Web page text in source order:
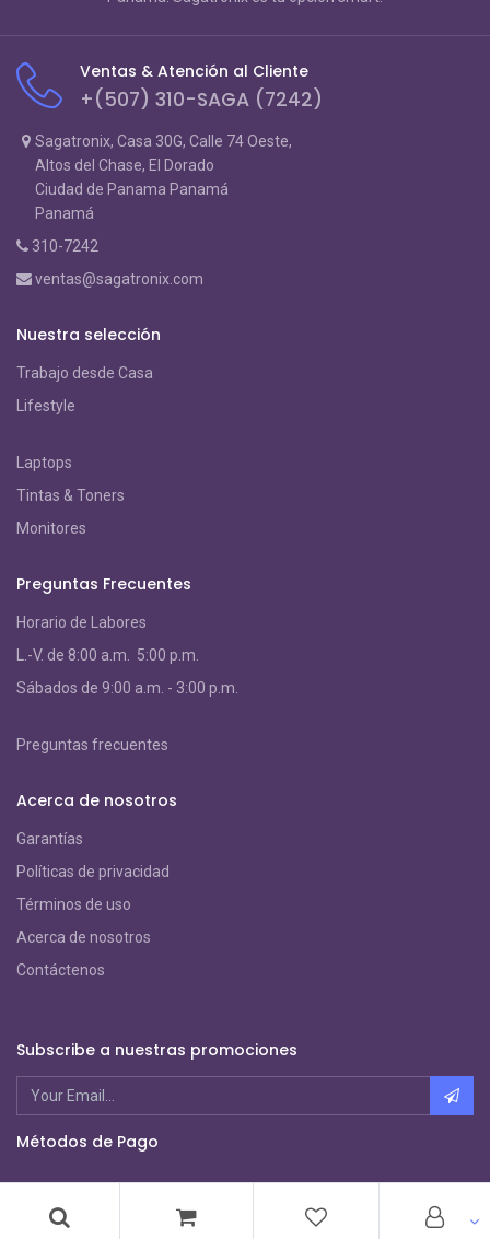
Ventas & Atención al Cliente
+(507) 310-SAGA (7242)
Sagatronix, Casa 30G, Calle 74 Oeste,
Altos del Chase, El Dorado
Ciudad de Panama Panamá
Panamá
310-7242
ventas@sagatronix.com
Nuestra selección
Trabajo desde Casa
Lifestyle
Laptops
Tintas & Toners
Monitores
Preguntas Frecuentes
Horario de Labores
L.-V. de 8:00 a.m. 5:00 p.m.
Sábados de 9:00 a.m. - 3:00 p.m.
Preguntas frecuentes
Acerca de nosotros
Garantías
Políticas de privacidad
Términos de uso
Acerca de nosotros
Contáctenos
Subscribe a nuestras promociones
Métodos de Pago